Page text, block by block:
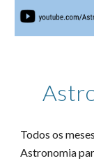
Todos os
Astronomia